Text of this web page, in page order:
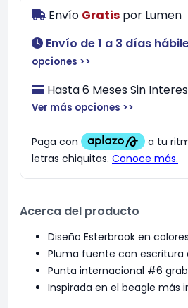
Envío Gratis por Lumen
Envío de 1 a 3 días
opciones >>
Hasta 6 Meses Sin
Ver más opciones >>
Acerca del producto
Diseño Esterbrook en
Pluma fuente con escritura
Punta internacional #6
Inspirada en el beagle más